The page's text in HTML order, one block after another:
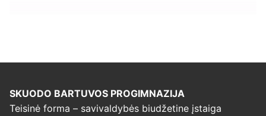
SKUODO BARTUVOS PROGIMNAZIJA
Teisinė forma – savivaldybės biudžetine įstaiga